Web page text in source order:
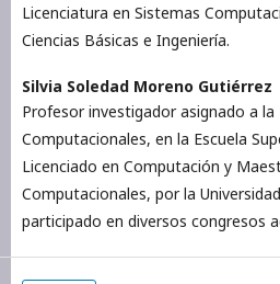
Licenciatura en Sistemas
Ciencias Básicas e Ingeniería.
Silvia Soledad Moreno Gutiérrez
Profesor investigador asignado a
Computacionales, en la Escuela
Licenciado en Computación y
Computacionales, por la
participado en diversos congresos